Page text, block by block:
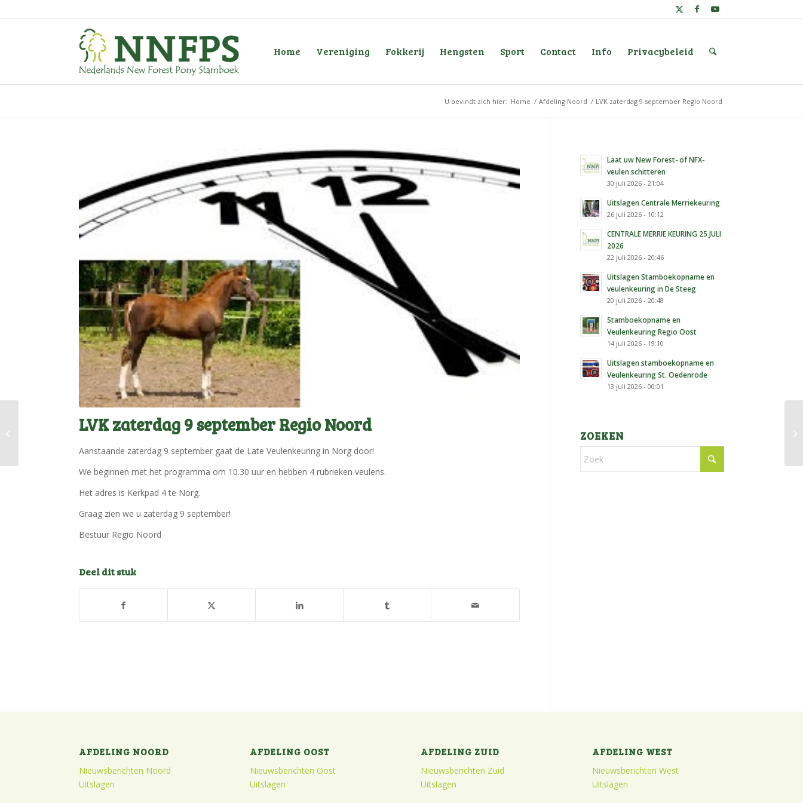
Home Vereniging Fokkerij Hengsten Sport Contact Info Privacybeleid
U bevindt zich hier: Home / Afdeling Noord / LVK zaterdag 9 september Regio Noord
LVK zaterdag 9 september Regio Noord
Aanstaande zaterdag 9 september gaat de Late Veulenkeuring in Norg door!
We beginnen met het programma om 10.30 uur en hebben 4 rubrieken veulens.
Het adres is Kerkpad 4 te Norg.
Graag zien we u zaterdag 9 september!
Bestuur Regio Noord
Deel dit stuk
Laat uw New Forest- of NFX-
veulen schitteren
30 juli 2026 - 21:04
Uitslagen Centrale Merriekeuring
26 juli 2026 - 10:12
CENTRALE MERRIE KEURING 25 JULI
2026
22 juli 2026 - 20:46
Uitslagen Stamboekopname en
veulenkeuring in De Steeg
20 juli 2026 - 20:48
Stamboekopname en
Veulenkeuring Regio Oost
14 juli 2026 - 19:10
Uitslagen stamboekopname en
Veulenkeuring St. Oedenrode
13 juli 2026 - 00:01
ZOEKEN
AFDELING NOORD
Nieuwsberichten Noord
Uitslagen
AFDELING OOST
Nieuwsberichten Oost
Uitslagen
AFDELING ZUID
Nieuwsberichten Zuid
Uitslagen
AFDELING WEST
Nieuwsberichten West
Uitslagen
Word jij Ambassadeur